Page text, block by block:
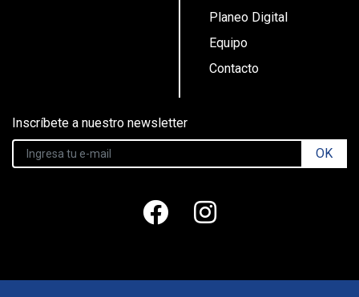
Planeo Digital
Equipo
Contacto
Inscríbete a nuestro newsletter
OK